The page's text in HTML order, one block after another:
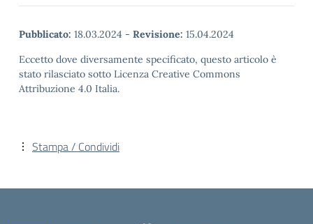
Pubblicato: 18.03.2024 - Revisione: 15.04.2024
Eccetto dove diversamente specificato, questo articolo è
stato rilasciato sotto Licenza Creative Commons
Attribuzione 4.0 Italia.
Stampa / Condividi